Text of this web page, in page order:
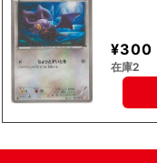
¥300
在庫2